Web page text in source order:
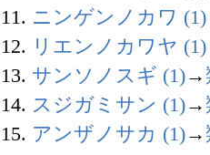
11. ニンゲンノカワ (1)
12. リエンノカワヤ (1)
13. サンソノスギ (1)→
14. スジガミサン (1)→
15. アンザノサカ (1)→